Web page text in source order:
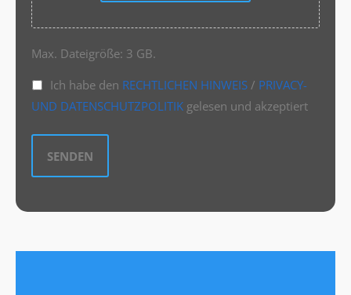
Max. Dateigröße: 3 GB.
Ich habe den RECHTLICHEN HINWEIS / PRIVACY-
UND DATENSCHUTZPOLITIK gelesen und akzeptiert